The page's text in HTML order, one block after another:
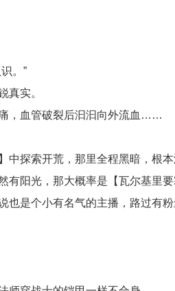
。”
真实。
，血管破裂后汩汩向外流血……
探索开荒，那里全程黑暗，根本
阳光，那大概率是【瓦尔基里要
也是个小有名气的主播，路过有